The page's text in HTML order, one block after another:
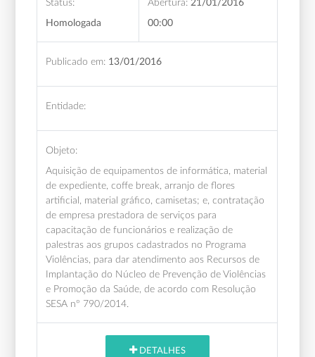
Status:
Homologada
Abertura: 21/01/2016
00:00
Publicado em: 13/01/2016
Entidade:
Objeto:
Aquisição de equipamentos de informática, material
de expediente, coffe break, arranjo de flores
artificial, material gráfico, camisetas; e, contratação
de empresa prestadora de serviços para
capacitação de funcionários e realização de
palestras aos grupos cadastrados no Programa
Violências, para dar atendimento aos Recursos de
Implantação do Núcleo de Prevenção de Violências
e Promoção da Saúde, de acordo com Resolução
SESA nº 790/2014.
DETALHES